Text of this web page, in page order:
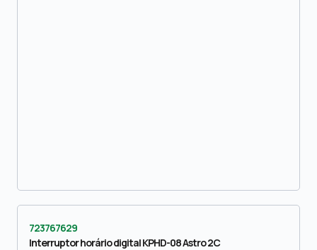
723767629
Interruptor horário digital KPHD-08 Astro 2C